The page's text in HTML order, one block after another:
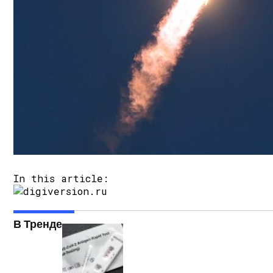
Мимо Земли Пролетит Крупный
In this article:
В Тренде